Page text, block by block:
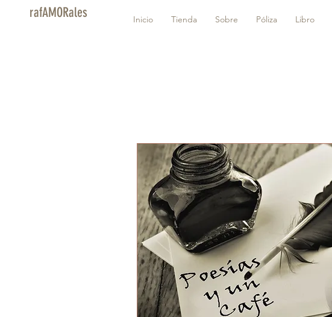
rafAMORales Inicio Tienda Sobre Póliza Libro